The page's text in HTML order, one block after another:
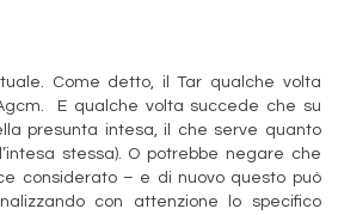
Come detto, il Tar qualche volta
E qualche volta succede che su
presunta intesa, il che serve quanto
stessa). O potrebbe negare che
considerato – e di nuovo questo può
con attenzione lo specifico